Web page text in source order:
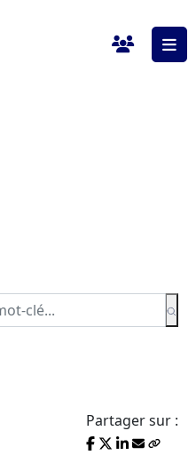
Partager sur :